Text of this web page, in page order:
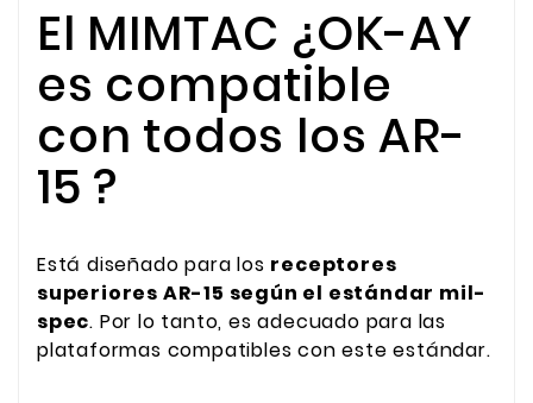
El MIMTAC ¿OK-AY
es compatible
con todos los AR-
15 ?
Está diseñado para los receptores
superiores AR-15 según el estándar mil-
spec. Por lo tanto, es adecuado para las
plataformas compatibles con este estándar.